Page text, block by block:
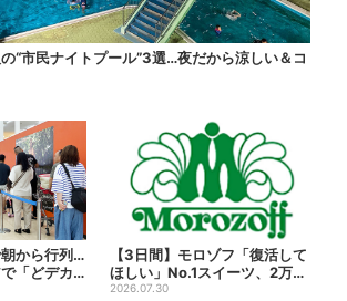
“市民ナイトプール”3選…夜だから涼しい＆コ
朝から行列…
「どデカ
で“1...
【3日間】モロゾフ「復活して
ほしい」No.1スイーツ、2万3
865票から選ばれた...
2026.07.30